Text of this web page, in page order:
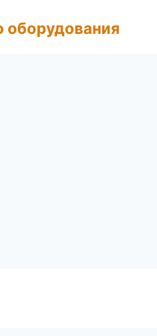
оборудования